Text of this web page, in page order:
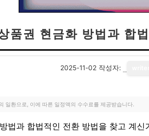
품권 현금화 방법과 합
2025-11-02 작성자:
일환으로, 이에 따른 일정액의 수수료를 제공받습니다.
법과 합법적인 전환 방법을 찾고 계